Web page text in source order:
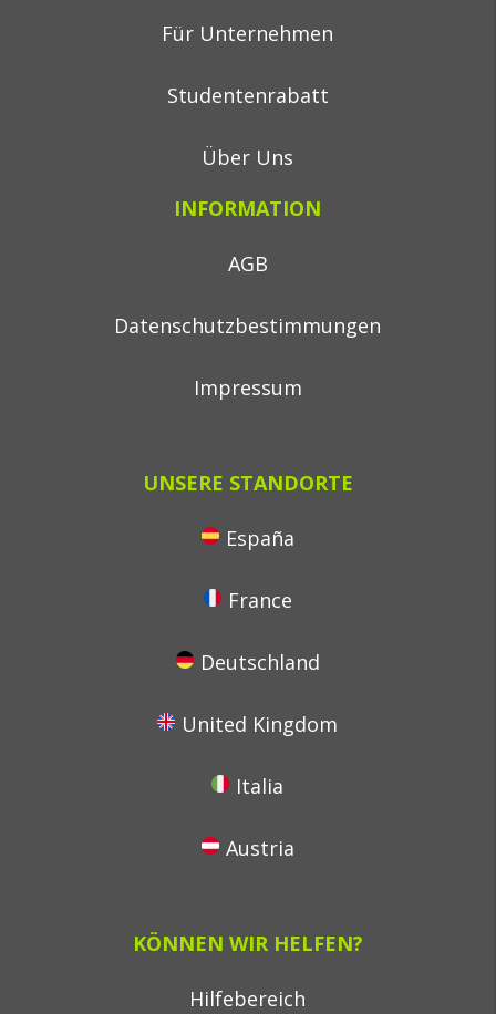
Für Unternehmen
Studentenrabatt
Über Uns
INFORMATION
AGB
Datenschutzbestimmungen
Impressum
UNSERE STANDORTE
España
France
Deutschland
United Kingdom
Italia
Austria
KÖNNEN WIR HELFEN?
Hilfebereich